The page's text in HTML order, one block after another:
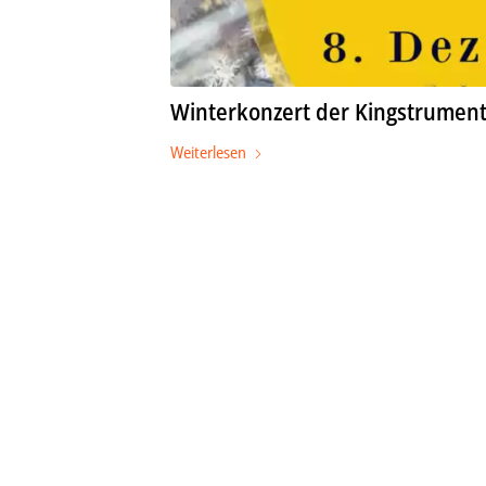
Winterkonzert der
Weiterlesen